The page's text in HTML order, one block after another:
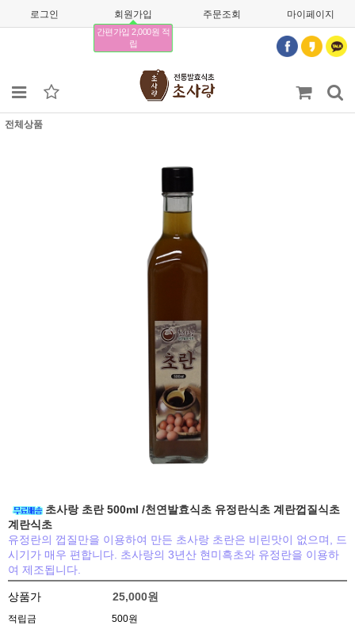
로그인 회원가입
간편가입 2,000원 적
립
주문조회 마이페이지
전체상품
초사랑 초란 500ml /천연발효식초 유정란식초 계란껍질식초
계란식초
유정란의 껍질만을 이용하여 만든 초사랑 초란은 비린맛이 없으며, 드
시기가 매우 편합니다. 초사랑의 3년산 현미흑초와 유정란을 이용하
여 제조됩니다.
상품가 25,000원
적립금 500원